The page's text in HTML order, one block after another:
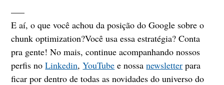
E aí, o que você achou da posição do Google sobre o
chunk optimization?Você usa essa estratégia? Conta
pra gente! No mais, continue acompanhando nossos
perfis noLinkedin,YouTube e nossanewsletter para
ficar por dentro de todas as novidades do universo do